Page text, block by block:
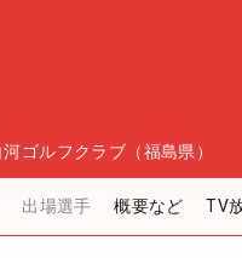
ゴルフクラブ（福島県）
出場選手 概要など TV